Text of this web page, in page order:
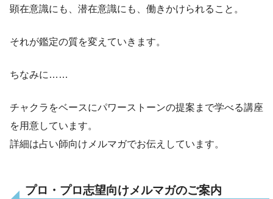
顕在意識にも、潜在意識にも、働きかけられること。
それが鑑定の質を変えていきます。
ちなみに……
チャクラをベースにパワーストーンの提案まで学べる講座
を用意しています。
詳細は占い師向けメルマガでお伝えしています。
プロ・プロ志望向けメルマガのご案内